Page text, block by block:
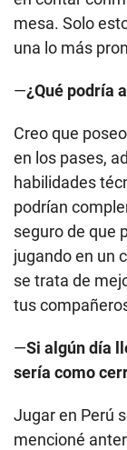
mesa. Solo
una lo más
—¿Qué podría
Creo que
en los pases,
habilidades
podrían
seguro de que
jugando en un
se trata de
tus
—Si algún día
sería como
Jugar en Perú
mencioné